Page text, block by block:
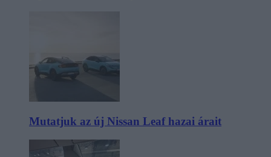
Mutatjuk az új Nissan Leaf hazai árait